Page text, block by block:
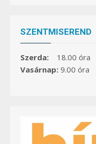
SZENTMISEREND
Szerda: 18.00 óra
Vasárnap: 9.00 óra